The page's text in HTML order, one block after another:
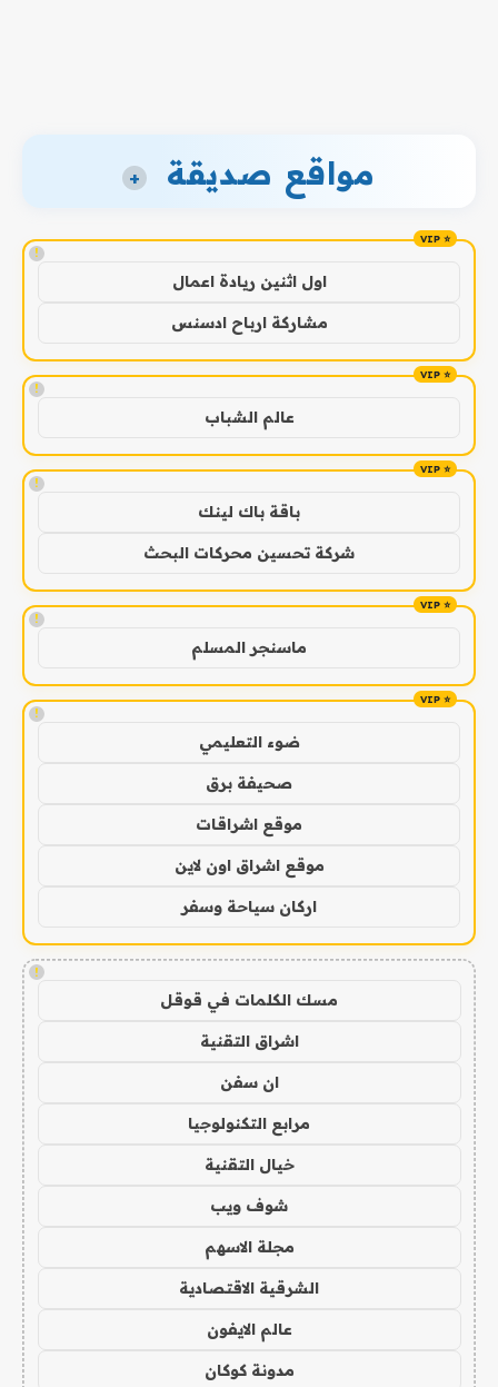
مواقع صديقة +
!
اول اثنين ريادة اعمال
مشاركة ارباح ادسنس
!
عالم الشباب
!
باقة باك لينك
شركة تحسين محركات البحث
!
ماسنجر المسلم
!
ضوء التعليمي
صحيفة برق
موقع اشراقات
موقع اشراق اون لاين
اركان سياحة وسفر
!
مسك الكلمات في قوقل
اشراق التقنية
ان سفن
مرابع التكنولوجيا
خيال التقنية
شوف ويب
مجلة الاسهم
الشرقية الاقتصادية
عالم الايفون
مدونة كوكان